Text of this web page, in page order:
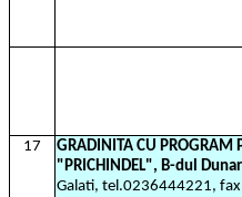
17
GRADINITA CU PROGRAM
"PRICHINDEL", B-dul
Galati, tel.0236444221,